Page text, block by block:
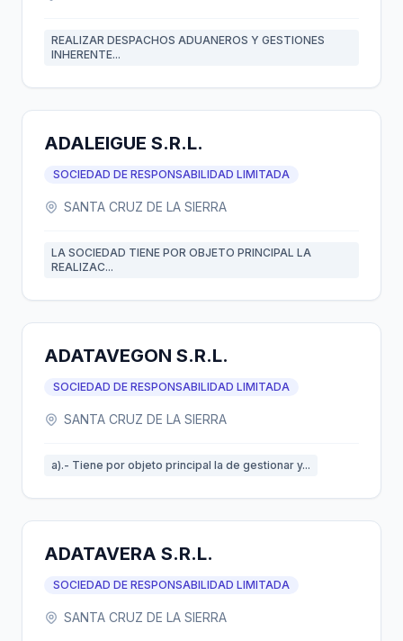
REALIZAR DESPACHOS ADUANEROS Y GESTIONES
INHERENTE...
ADALEIGUE S.R.L.
SOCIEDAD DE RESPONSABILIDAD LIMITADA
SANTA CRUZ DE LA SIERRA
LA SOCIEDAD TIENE POR OBJETO PRINCIPAL LA
REALIZAC...
ADATAVEGON S.R.L.
SOCIEDAD DE RESPONSABILIDAD LIMITADA
SANTA CRUZ DE LA SIERRA
a).- Tiene por objeto principal la de gestionar y...
ADATAVERA S.R.L.
SOCIEDAD DE RESPONSABILIDAD LIMITADA
SANTA CRUZ DE LA SIERRA